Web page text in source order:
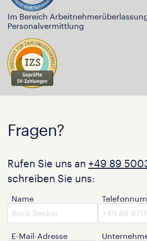
Im Bereich
Personalvermittlung
Fragen?
Rufen Sie uns an +49 89
schreiben Sie uns:
Name
E-Mail-Adresse